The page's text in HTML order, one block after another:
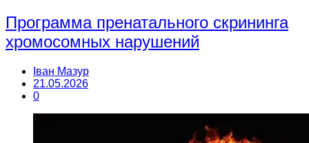
Программа пренатального скрининга
хромосомных нарушений
Іван Мазур
21.05.2026
0